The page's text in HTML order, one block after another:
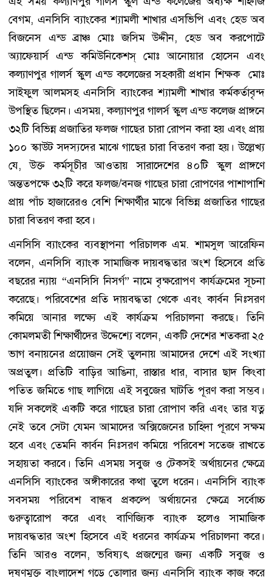
বেগম, এনসিসি ব্যাংকের শ্যামলী শাখার এসভিপি এবং হেড অব
বিজনেস এন্ড ব্রাঞ্চ মোঃ জসিম উদ্দীন, হেড অব করপোটে
অ্যাফেয়ার্স এন্ড কমিউনিকেশস্ মোঃ আনোয়ার হোসেন এবং
কল্যাণপুর গালর্স স্কুল এন্ড কলেজের সহকারী প্রধান শিক্ষক মোঃ
সাইফুল আলমসহ এনসিসি ব্যাংকের শ্যামলী শাখার কর্মকর্তাবৃন্দ
উপস্থিত ছিলেন। এসময়, কল্যাণপুর গালর্স স্কুল এন্ড কলেজ প্রাঙ্গনে
৩২টি বিভিন্ন প্রজাতির ফলজ গাছের চারা রোপন করা হয় এবং প্রায়
১০০ স্কাউট সদস্যদের মাঝে গাছের চারা বিতরণ করা হয়। উল্লেখ্য
যে, উক্ত কর্মসূচীর আওতায় সারাদেশের ৪০টি স্কুল প্রাঙ্গণে
অন্ততপক্ষে ৩২টি করে ফলজ/বনজ গাছের চারা রোপণের পাশাপাশি
প্রায় পাঁচ হাজারেরও বেশি শিক্ষার্থীর মাঝে বিভিন্ন প্রজাতির গাছের
চারা বিতরণ করা হবে।
এনসিসি ব্যাংকের ব্যবস্থাপনা পরিচালক এম. শামসুল আরেফিন
বলেন, এনসিসি ব্যাংক সামাজিক দায়বদ্ধতার অংশ হিসেবে প্রতি
বছরের ন্যায় “এনসিসি নিসর্গ” নামে বৃক্ষরোপণ কার্যক্রমের সূচনা
করেছে। পরিবেশের প্রতি দায়বদ্ধতা থেকে এবং কার্বন নিঃসরণ
কমিয়ে আনার লক্ষ্যে এই কার্যক্রম পরিচালনা করছে। তিনি
কোমলমতী শিক্ষার্থীদের উদ্দেশ্যে বলেন, একটি দেশের শতকরা ২৫
ভাগ বনায়নের প্রয়োজন সেই তুলনায় আমাদের দেশে এই সংখ্যা
অপ্রতুল। প্রতিটি বাড়ির আঙিনা, রাস্তার ধার, বাসার ছাদ কিংবা
পতিত জমিতে গাছ লাগিয়ে এই সবুজের ঘাটতি পূরণ করা সম্ভব।
যদি সকলেই একটি করে গাছের চারা রোপাণ করি এবং তার যত্ন
নেই তবে সেটা যেমন আমাদের অক্সিজেনের চাহিদা পূরণে সক্ষম
হবে এবং তেমনি কার্বন নিঃসরণ কমিয়ে পরিবেশ সতেজ রাখতে
সহায়তা করবে। তিনি এসময় সবুজ ও টেকসই অর্থায়নের ক্ষেত্রে
এনসিসি ব্যাংকের অঙ্গীকারের কথা তুলে ধরেন। এনসিসি ব্যাংক
সবসময় পরিবেশ বান্ধব প্রকল্পে অর্থায়নের ক্ষেত্রে সর্বোচ্চ
গুরুত্বারোপ করে এবং বাণিজ্যিক ব্যাংক হলেও সামাজিক
দায়বদ্ধতার অংশ হিসেবে এই ধরনের কার্যক্রম পরিচালনা করে।
তিনি আরও বলেন, ভবিষ্যৎ প্রজন্মের জন্য একটি সবুজ ও
দূষণমুক্ত বাংলাদেশ গড়ে তোলার জন্য এনসিসি ব্যাংক কাজ করে